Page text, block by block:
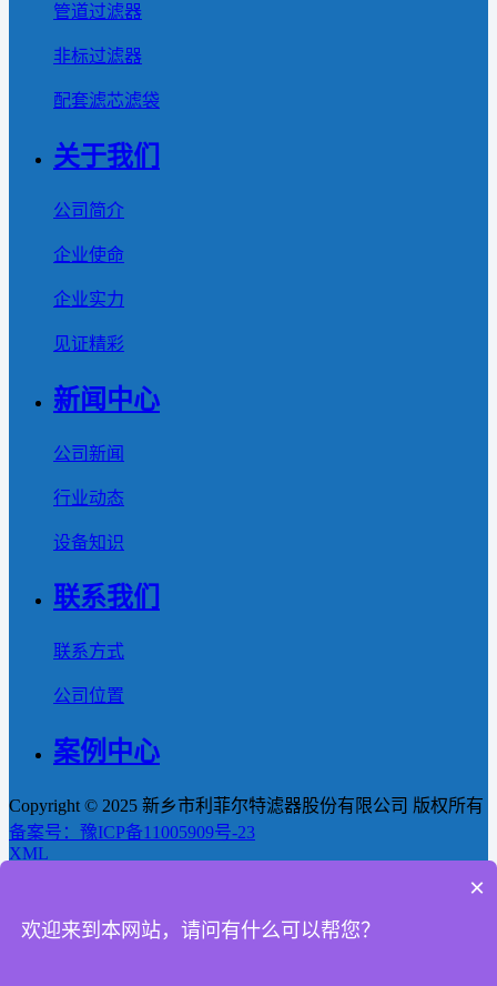
管道过滤器
非标过滤器
配套滤芯滤袋
关于我们
公司简介
企业使命
企业实力
见证精彩
新闻中心
公司新闻
行业动态
设备知识
联系我们
联系方式
公司位置
案例中心
Copyright © 2025 新乡市利菲尔特滤器股份有限公司 版权所有
备案号：豫ICP备11005909号-23
XML
产品
×
欢迎来到本网站，请问有什么可以帮您？